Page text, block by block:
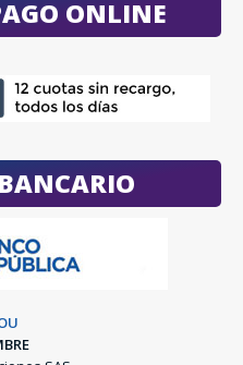
ONLINE